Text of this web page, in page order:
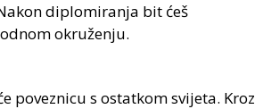
diplomiranja bit ćeš
okruženju.
poveznicu s ostatkom svijeta. Kroz